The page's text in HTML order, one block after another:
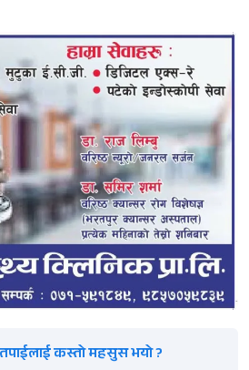
कस्तो महसुस भयो ?